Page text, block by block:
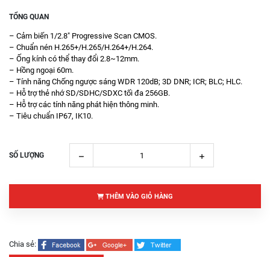
TỔNG QUAN
– Cảm biến 1/2.8″ Progressive Scan CMOS.
– Chuẩn nén H.265+/H.265/H.264+/H.264.
– Ống kính có thể thay đổi 2.8~12mm.
– Hồng ngoại 60m.
– Tính năng Chống ngược sáng WDR 120dB; 3D DNR; ICR; BLC; HLC.
– Hỗ trợ thẻ nhớ SD/SDHC/SDXC tối đa 256GB.
– Hỗ trợ các tính năng phát hiện thông minh.
– Tiêu chuẩn IP67, IK10.
SỐ LƯỢNG
THÊM VÀO GIỎ HÀNG
Chia sẻ: